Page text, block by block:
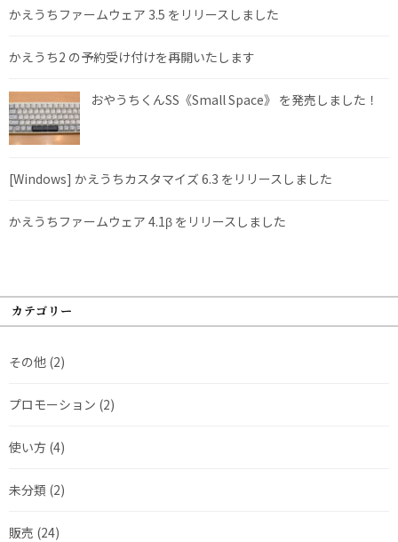
かえうちファームウェア 3.5 をリリースしました
かえうち2 の予約受け付けを再開いたします
おやうちくんSS《Small Space》 を発売しました！
[Windows] かえうちカスタマイズ 6.3 をリリースしました
かえうちファームウェア 4.1β をリリースしました
カテゴリー
その他 (2)
プロモーション (2)
使い方 (4)
未分類 (2)
販売 (24)